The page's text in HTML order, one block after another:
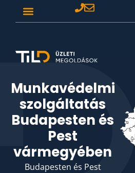
Munkavédelmi
szolgáltatás
Budapesten és
Pest
vármegyében
Budapesten és Pest